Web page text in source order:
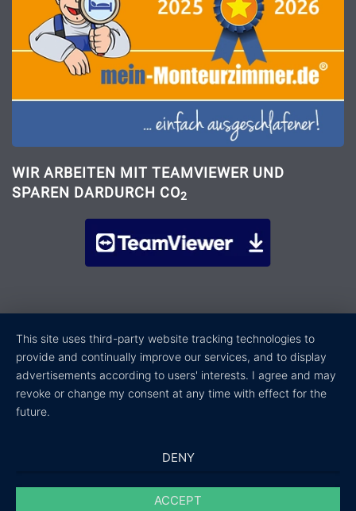
WIR ARBEITEN MIT TEAMVIEWER UND
SPAREN DARDURCH CO2
This site uses third-party website tracking technologies to
provide and continually improve our services, and to display
advertisements according to users' interests. I agree and may
revoke or change my consent at any time with effect for the
future.
DENY
ACCEPT